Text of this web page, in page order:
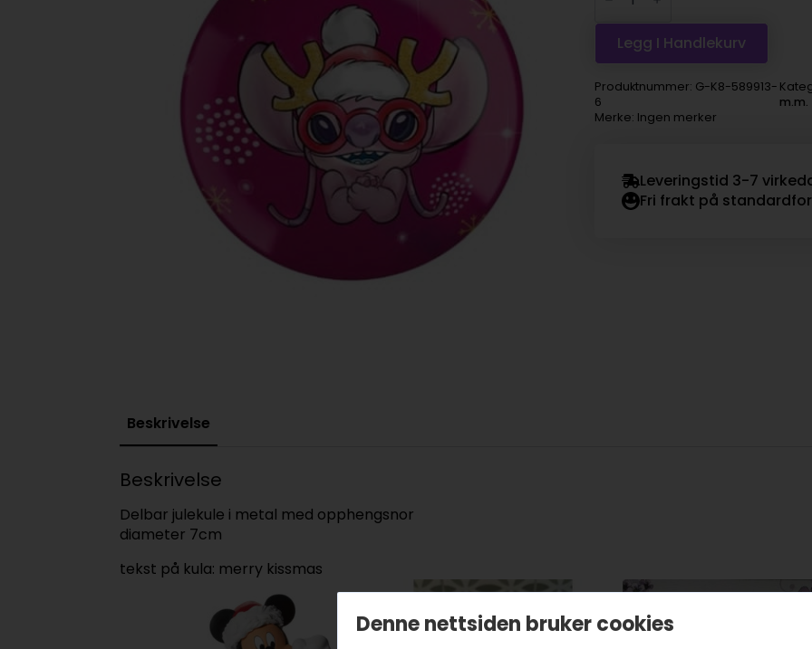
Stitch
Angel
julekule
rosa
antall
Legg I Handlekurv
Produktnummer: G-K8-589913-
6
m.m.
Merke: Ingen merker
Leveringstid 3-7
Fri frakt på
Beskrivelse
Beskrivelse
Delbar julekule i metal med opphengsnor
diameter 7cm
tekst på kula: merry kissmas
Denne nettsiden bruker cookies